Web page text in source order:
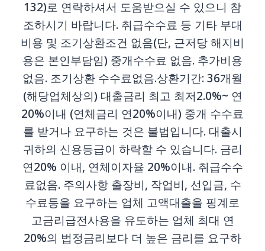
132)로 연락하셔서 도움받으실 수 있으니 참
조하시기 바랍니다. 취급수수료 등 기타 부대
비용 및 조기상환조건 없음(단, 근저당 해지비
용은 본인부담임) 중개수수료 없음. 추가비용
없음. 조기상환 수수료없음.상환기간: 36개월
(해당업체상의) 대출금리 최고 최저2.0%~ 연
20%이내 (연체금리 연20%이내) 중개 수수료
를 받거나 요구하는 것은 불법입니다. 대출시
귀하의 신용등급이 하락할 수 있습니다. 금리
연20% 이내, 연체이자율 20%이내. 취급수수
료없음. 주의사항 출장비, 작업비, 선입금, 수
수료등을 요구하는 업체 고액대출을 핑계로
고금리급전사용을 유도하는 업체 최대 연
20%의 법정금리보다 더 높은 금리를 요구하